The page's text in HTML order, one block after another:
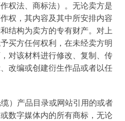
权法、商标法）。无论卖方是
权，其内容及其中所安排内容
结构为卖方的专有财产。对上
买方任何权利，在未经卖方明
对该材料进行修改、复制、传
改编或创建衍生作品或者以任
）产品目录或网站引用的或者
数字媒体内的所有商标，无论